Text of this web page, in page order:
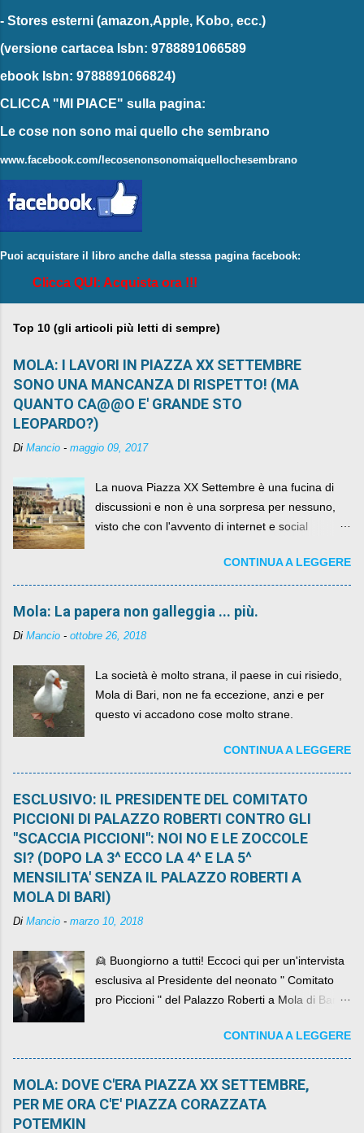
- Stores esterni (amazon,Apple, Kobo, ecc.)
(versione cartacea Isbn: 9788891066589
ebook Isbn: 9788891066824)
CLICCA "MI PIACE" sulla pagina:
Le cose non sono mai quello che sembrano
www.facebook.com/lecosenonsonomaiquellochesembrano
Puoi acquistare il libro anche dalla stessa pagina facebook:
Clicca QUI: Acquista ora !!!
Top 10 (gli articoli più letti di sempre)
MOLA: I LAVORI IN PIAZZA XX SETTEMBRE
SONO UNA MANCANZA DI RISPETTO! (MA
QUANTO CA@@O E' GRANDE STO
LEOPARDO?)
Di Mancio - maggio 09, 2017
La nuova Piazza XX Settembre è una fucina di
discussioni e non è una sorpresa per nessuno,
visto che con l'avvento di internet e social
sua lasciandone anche traccia scritta nel web.
CONTINUA A LEGGERE
Mola: La papera non galleggia ... più.
Di Mancio - ottobre 26, 2018
La società è molto strana, il paese in cui risiedo,
Mola di Bari, non ne fa eccezione, anzi e per
questo vi accadono cose molto strane.
CONTINUA A LEGGERE
ESCLUSIVO: IL PRESIDENTE DEL COMITATO
PICCIONI DI PALAZZO ROBERTI CONTRO GLI
"SCACCIA PICCIONI": NOI NO E LE ZOCCOLE
SI? (DOPO LA 3^ ECCO LA 4^ E LA 5^
MENSILITA' SENZA IL PALAZZO ROBERTI A
MOLA DI BARI)
Di Mancio - marzo 10, 2018
👱 Buongiorno a tutti! Eccoci qui per un'intervista
esclusiva al Presidente del neonato " Comitato
pro Piccioni " del Palazzo Roberti a Mola di Bari ,
come definirlo... signor?....CONTINUA A LEGGERE
MOLA: DOVE C'ERA PIAZZA XX SETTEMBRE,
PER ME ORA C'E' PIAZZA CORAZZATA
POTEMKIN